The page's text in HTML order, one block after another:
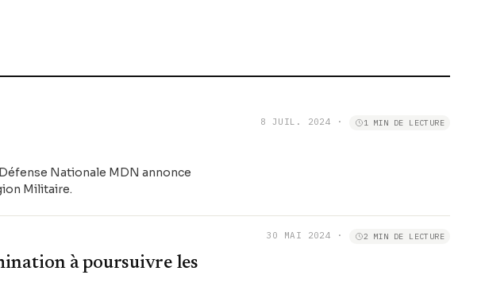
Nationale MDN annonce
Militaire.
8 JUIL. 2024 · 1 MIN DE LECTURE
à poursuivre les
30 MAI 2024 · 2 MIN DE LECTURE